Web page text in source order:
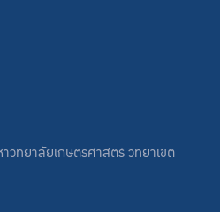
ทยาลัยเกษตรศาสตร์ วิทยาเขต